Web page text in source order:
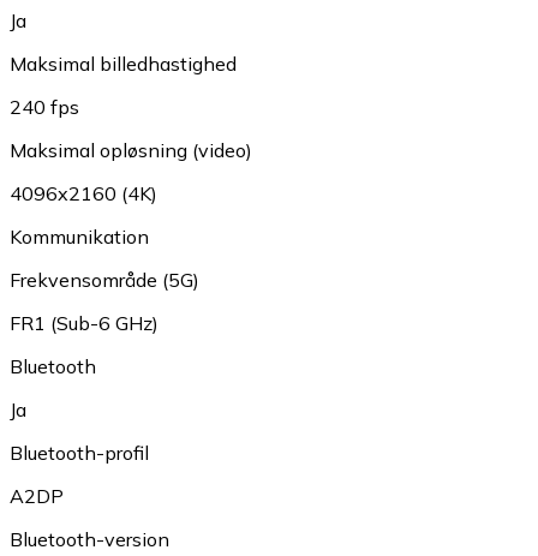
Ja
Maksimal billedhastighed
240 fps
Maksimal opløsning (video)
4096x2160 (4K)
Kommunikation
Frekvensområde (5G)
FR1 (Sub-6 GHz)
Bluetooth
Ja
Bluetooth-profil
A2DP
Bluetooth-version